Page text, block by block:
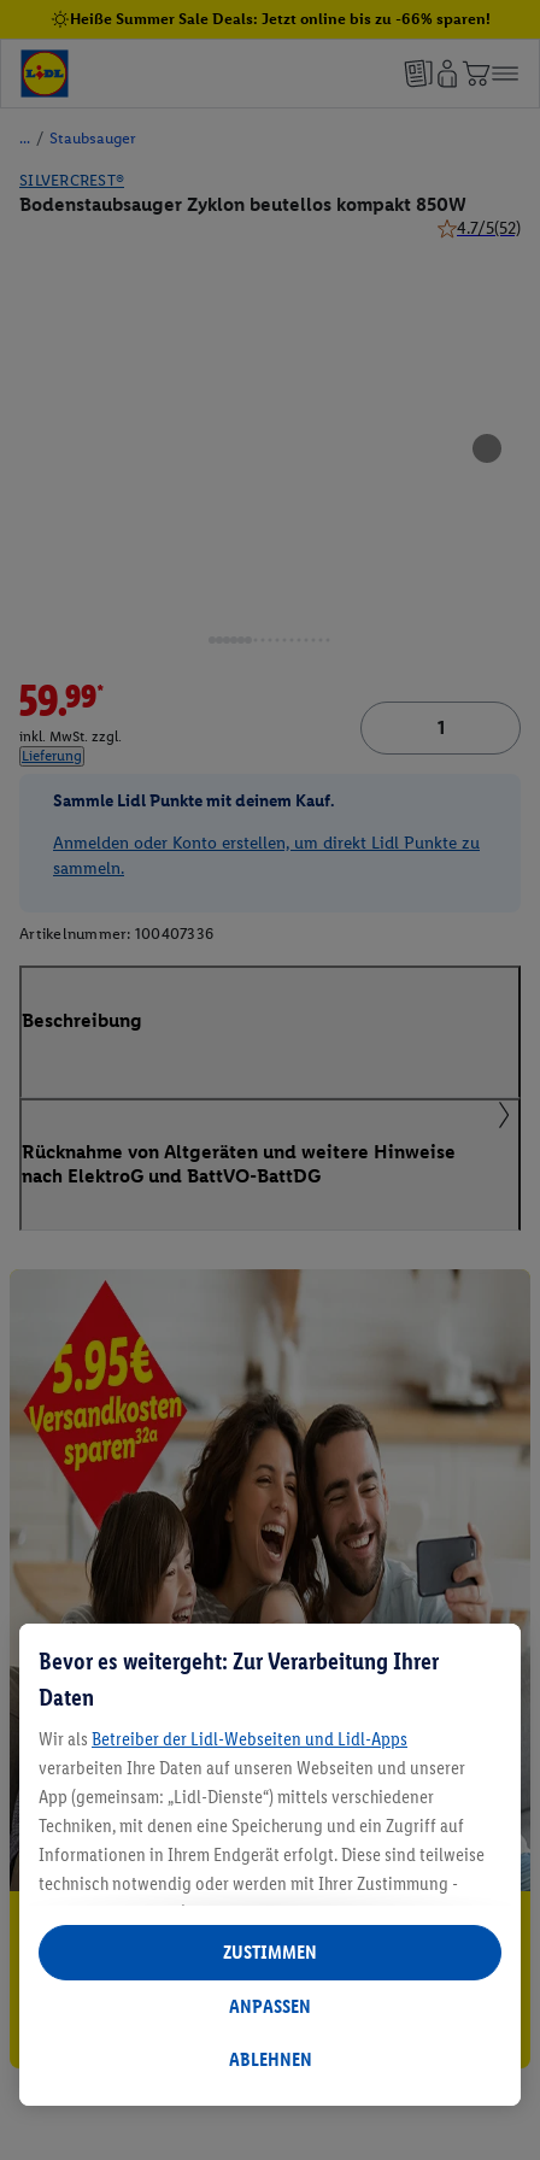
Heiße Summer Sale Deals: Jetzt online bis zu -66% sparen!
/ Staubsauger
SILVERCREST®
Bodenstaubsauger Zyklon beutellos kompakt 850W
4.7/5(52)
59.99*
inkl. MwSt. zzgl.
Lieferung
Sammle Lidl Punkte mit deinem Kauf.
Anmelden oder Konto erstellen, um direkt Lidl Punkte zu
sammeln.
Artikelnummer: 100407336
Beschreibung
Rücknahme von Altgeräten und weitere Hinweise
nach ElektroG und BattVO-BattDG
5.95 € Versand sparen³²ᵃ
Bevor es weitergeht: Zur Verarbeitung Ihrer
Daten
Wir als Betreiber der Lidl-Webseiten und Lidl-Apps
verarbeiten Ihre Daten auf unseren Webseiten und unserer
App (gemeinsam: „Lidl-Dienste“) mittels verschiedener
Techniken, mit denen eine Speicherung und ein Zugriff auf
Informationen in Ihrem Endgerät erfolgt. Diese sind teilweise
technisch notwendig oder werden mit Ihrer Zustimmung -
auch durch Partner (u.a.
Verantwortliche; im Zusammenhang mit dem IAB TCF
insgesamt
Statistik-Erstellung oder für personalisierte Werbung
Datenverarbeitungen für personalisierte Werbung werden
ABLEHNEN
ANPASSEN
ZUSTIMMEN